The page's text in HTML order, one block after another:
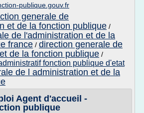
publique.gouv.fr
generale de
et de la fonction publique /
de l'administration et de la
france / direction generale de
de la fonction publique /
fonction publique d'etat
de l administration et de la
Agent d'accueil -
publique